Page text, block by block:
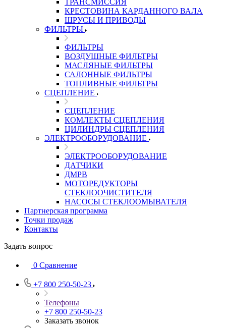
ТРАНСМИССИЯ
КРЕСТОВИНА КАРДАННОГО ВАЛА
ШРУСЫ И ПРИВОДЫ
ФИЛЬТРЫ
ФИЛЬТРЫ
ВОЗДУШНЫЕ ФИЛЬТРЫ
МАСЛЯНЫЕ ФИЛЬТРЫ
САЛОННЫЕ ФИЛЬТРЫ
ТОПЛИВНЫЕ ФИЛЬТРЫ
СЦЕПЛЕНИЕ
СЦЕПЛЕНИЕ
КОМЛЕКТЫ СЦЕПЛЕНИЯ
ЦИЛИНДРЫ СЦЕПЛЕНИЯ
ЭЛЕКТРООБОРУДОВАНИЕ
ЭЛЕКТРООБОРУДОВАНИЕ
ДАТЧИКИ
ДМРВ
МОТОРЕДУКТОРЫ
СТЕКЛООЧИСТИТЕЛЯ
НАСОСЫ СТЕКЛООМЫВАТЕЛЯ
Партнерская программа
Точки продаж
Контакты
Задать вопрос
0 Сравнение
+7 800 250-50-23
Телефоны
+7 800 250-50-23
Заказать звонок